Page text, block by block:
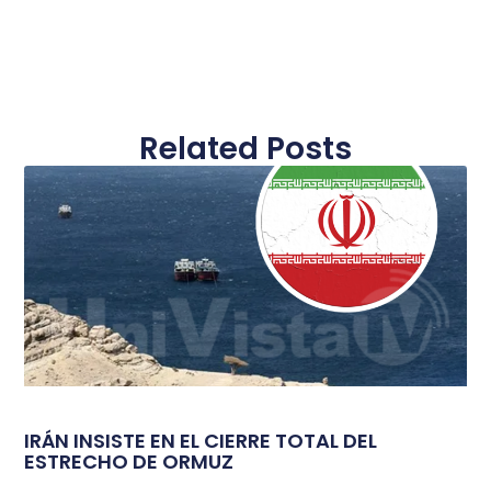
Related Posts
IRÁN INSISTE EN EL CIERRE TOTAL DEL
ESTRECHO DE ORMUZ